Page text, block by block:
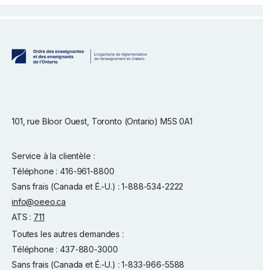
101, rue Bloor Ouest, Toronto (Ontario) M5S 0A1
Service à la clientèle :
Téléphone : 416-961-8800
Sans frais (Canada et É.-U.) : 1-888-534-2222
info@oeeo.ca
ATS : 711
Toutes les autres demandes :
Téléphone : 437-880-3000
Sans frais (Canada et É.-U.) : 1-833-966-5588